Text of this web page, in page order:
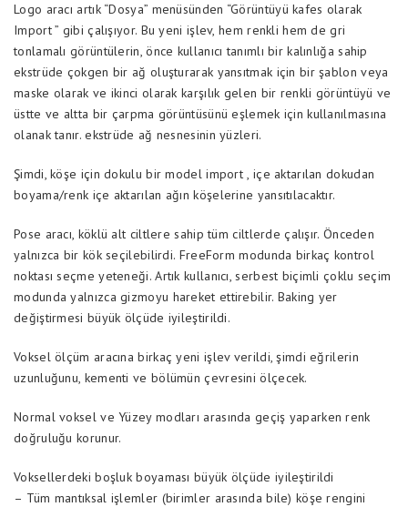
Logo aracı artık “Dosya” menüsünden “Görüntüyü kafes olarak
Import ” gibi çalışıyor. Bu yeni işlev, hem renkli hem de gri
tonlamalı görüntülerin, önce kullanıcı tanımlı bir kalınlığa sahip
ekstrüde çokgen bir ağ oluşturarak yansıtmak için bir şablon veya
maske olarak ve ikinci olarak karşılık gelen bir renkli görüntüyü ve
üstte ve altta bir çarpma görüntüsünü eşlemek için kullanılmasına
olanak tanır. ekstrüde ağ nesnesinin yüzleri.
Şimdi, köşe için dokulu bir model import , içe aktarılan dokudan
boyama/renk içe aktarılan ağın köşelerine yansıtılacaktır.
Pose aracı, köklü alt ciltlere sahip tüm ciltlerde çalışır. Önceden
yalnızca bir kök seçilebilirdi. FreeForm modunda birkaç kontrol
noktası seçme yeteneği. Artık kullanıcı, serbest biçimli çoklu seçim
modunda yalnızca gizmoyu hareket ettirebilir. Baking yer
değiştirmesi büyük ölçüde iyileştirildi.
Voksel ölçüm aracına birkaç yeni işlev verildi, şimdi eğrilerin
uzunluğunu, kementi ve bölümün çevresini ölçecek.
Normal voksel ve Yüzey modları arasında geçiş yaparken renk
doğruluğu korunur.
Voksellerdeki boşluk boyaması büyük ölçüde iyileştirildi
– Tüm mantıksal işlemler (birimler arasında bile) köşe rengini